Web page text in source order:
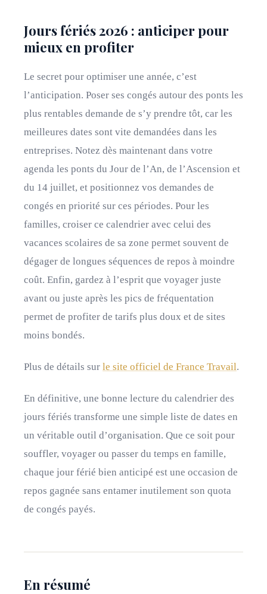
Jours fériés 2026 : anticiper pour
mieux en profiter
Le secret pour optimiser une année, c’est
l’anticipation. Poser ses congés autour des ponts les
plus rentables demande de s’y prendre tôt, car les
meilleures dates sont vite demandées dans les
entreprises. Notez dès maintenant dans votre
agenda les ponts du Jour de l’An, de l’Ascension et
du 14 juillet, et positionnez vos demandes de
congés en priorité sur ces périodes. Pour les
familles, croiser ce calendrier avec celui des
vacances scolaires de sa zone permet souvent de
dégager de longues séquences de repos à moindre
coût. Enfin, gardez à l’esprit que voyager juste
avant ou juste après les pics de fréquentation
permet de profiter de tarifs plus doux et de sites
moins bondés.
Plus de détails sur le site officiel de France Travail.
En définitive, une bonne lecture du calendrier des
jours fériés transforme une simple liste de dates en
un véritable outil d’organisation. Que ce soit pour
souffler, voyager ou passer du temps en famille,
chaque jour férié bien anticipé est une occasion de
repos gagnée sans entamer inutilement son quota
de congés payés.
En résumé